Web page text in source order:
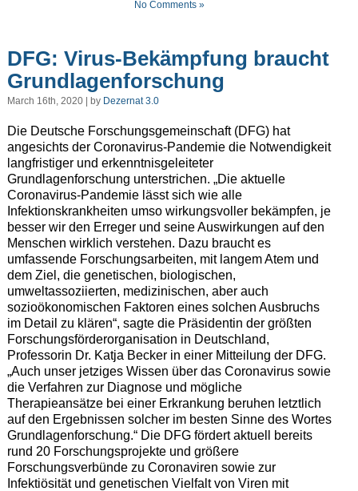
No Comments »
DFG: Virus-Bekämpfung braucht
Grundlagenforschung
March 16th, 2020 | by Dezernat 3.0
Die Deutsche Forschungsgemeinschaft (DFG) hat
angesichts der Coronavirus-Pandemie die Notwendigkeit
langfristiger und erkenntnisgeleiteter
Grundlagenforschung unterstrichen. „Die aktuelle
Coronavirus-Pandemie lässt sich wie alle
Infektionskrankheiten umso wirkungsvoller bekämpfen, je
besser wir den Erreger und seine Auswirkungen auf den
Menschen wirklich verstehen. Dazu braucht es
umfassende Forschungsarbeiten, mit langem Atem und
dem Ziel, die genetischen, biologischen,
umweltassoziierten, medizinischen, aber auch
sozioökonomischen Faktoren eines solchen Ausbruchs
im Detail zu klären“, sagte die Präsidentin der größten
Forschungsförderorganisation in Deutschland,
Professorin Dr. Katja Becker in einer Mitteilung der DFG.
„Auch unser jetziges Wissen über das Coronavirus sowie
die Verfahren zur Diagnose und mögliche
Therapieansätze bei einer Erkrankung beruhen letztlich
auf den Ergebnissen solcher im besten Sinne des Wortes
Grundlagenforschung.“ Die DFG fördert aktuell bereits
rund 20 Forschungsprojekte und größere
Forschungsverbünde zu Coronaviren sowie zur
Infektiösität und genetischen Vielfalt von Viren mit